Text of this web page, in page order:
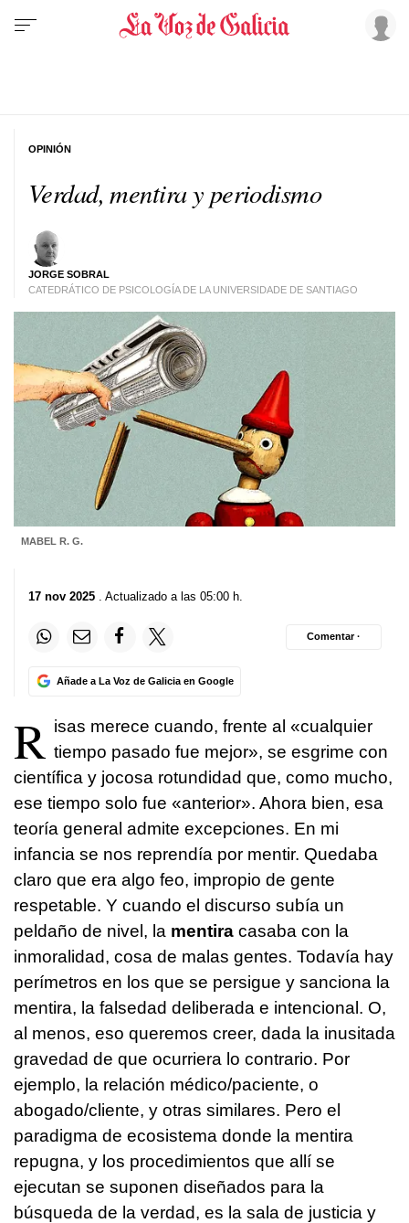
Verdad, mentira y periodismo
JORGE SOBRAL
CATEDRÁTICO DE PSICOLOGÍA DE LA UNIVERSIDADE DE SANTIAGO
OPINIÓN
MABEL R. G.
17 nov 2025 . Actualizado a las 05:00 h.
Añade a La Voz de Galicia en Google
Comentar ·
R isas merece cuando, frente al «cualquier
tiempo pasado fue mejor», se esgrime con
científica y jocosa rotundidad que, como mucho,
ese tiempo solo fue «anterior». Ahora bien, esa
teoría general admite excepciones. En mi
infancia se nos reprendía por mentir. Quedaba
claro que era algo feo, impropio de gente
respetable. Y cuando el discurso subía un
peldaño de nivel, la mentira casaba con la
inmoralidad, cosa de malas gentes. Todavía hay
perímetros en los que se persigue y sanciona la
mentira, la falsedad deliberada e intencional. O,
al menos, eso queremos creer, dada la inusitada
gravedad de que ocurriera lo contrario. Por
ejemplo, la relación médico/paciente, o
abogado/cliente, y otras similares. Pero el
paradigma de ecosistema donde la mentira
repugna, y los procedimientos que allí se
ejecutan se suponen diseñados para la
búsqueda de la verdad, es la sala de justicia y